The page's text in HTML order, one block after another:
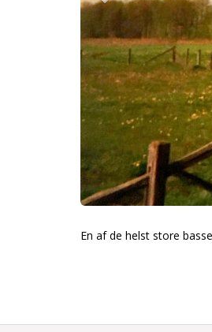
En af de helst store